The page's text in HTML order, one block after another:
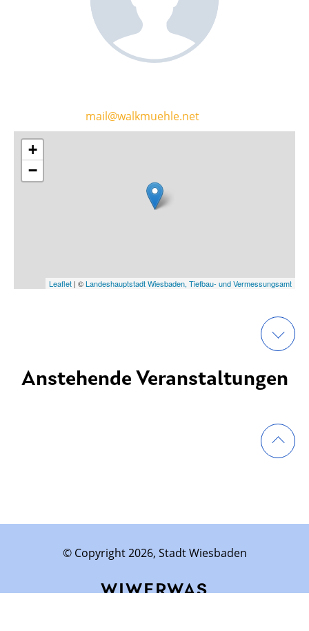
mail@walkmuehle.net
+
−
Leaflet | ©Landeshauptstadt Wiesbaden, Tiefbau- und Vermessungsamt
Anstehende Veranstaltungen
© Copyright 2026, Stadt Wiesbaden
WIWERWAS